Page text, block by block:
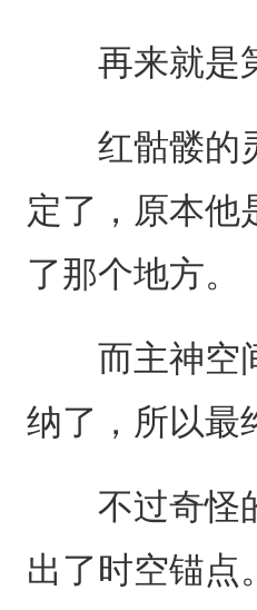
再来就是第
红骷髅的灵
定了，原本他
了那个地方。
而主神空间
纳了，所以最
不过奇怪的
出了时空锚点。